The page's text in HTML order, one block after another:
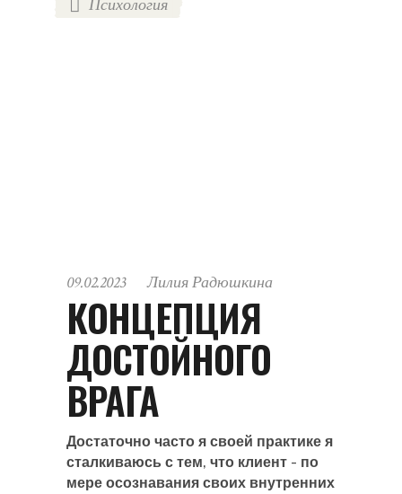
Психология
09.02.2023 Лилия Радюшкина
КОНЦЕПЦИЯ
ДОСТОЙНОГО
ВРАГА
Достаточно часто я своей практике я
сталкиваюсь с тем, что клиент - по
мере осознавания своих внутренних